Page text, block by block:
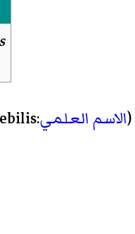
(الاسم العلمي:Euphrasia debilis) هي